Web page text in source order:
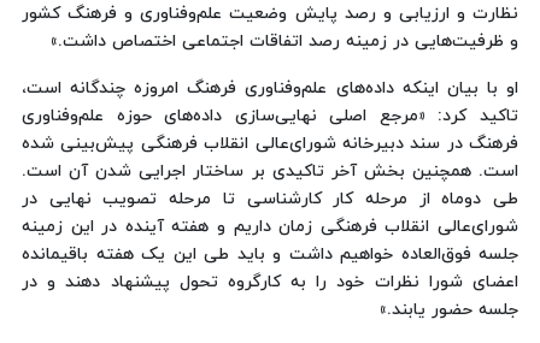
نظارت و ارزیابی و رصد پایش وضعیت علم‌وفناوری و فرهنگ کشور
و ظرفیت‌هایی در زمینه رصد اتفاقات اجتماعی اختصاص داشت.»
او با بیان اینکه داده‌های علم‌وفناوری فرهنگ امروزه چندگانه است،
تاکید کرد: «مرجع اصلی نهایی‌سازی داده‌های حوزه علم‌وفناوری
فرهنگ در سند دبیرخانه شورای‌عالی انقلاب فرهنگی پیش‌بینی شده
است. همچنین بخش آخر تاکیدی بر ساختار اجرایی شدن آن است.
طی دوماه از مرحله کار کارشناسی تا مرحله تصویب نهایی در
شورای‌عالی انقلاب فرهنگی زمان داریم و هفته آینده در این زمینه
جلسه فوق‌العاده خواهیم داشت و باید طی این یک هفته باقیمانده
اعضای شورا نظرات خود را به کارگروه تحول پیشنهاد دهند و در
جلسه حضور یابند.»